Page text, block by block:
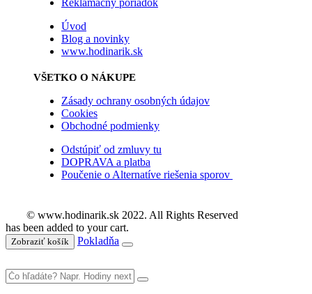
Reklamačný poriadok
Úvod
Blog a novinky
www.hodinarik.sk
VŠETKO O NÁKUPE
Zásady ochrany osobných údajov
Cookies
Obchodné podmienky
Odstúpiť od zmluvy tu
DOPRAVA a platba
Poučenie o Alternatíve riešenia sporov
© www.hodinarik.sk 2022. All Rights Reserved
has been added to your cart.
Zobraziť košík Pokladňa